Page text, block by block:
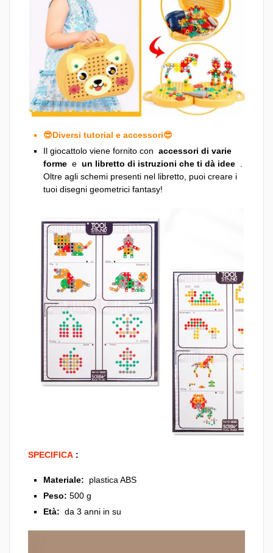
😎Diversi tutorial e accessori😎
Il giocattolo viene fornito con accessori di varie
forme e un libretto di istruzioni che ti dà idee
Oltre agli schemi presenti nel libretto, puoi creare i
tuoi disegni geometrici fantasy!
SPECIFICA :
Materiale: plastica ABS
Peso: 500 g
Età: da 3 anni in su